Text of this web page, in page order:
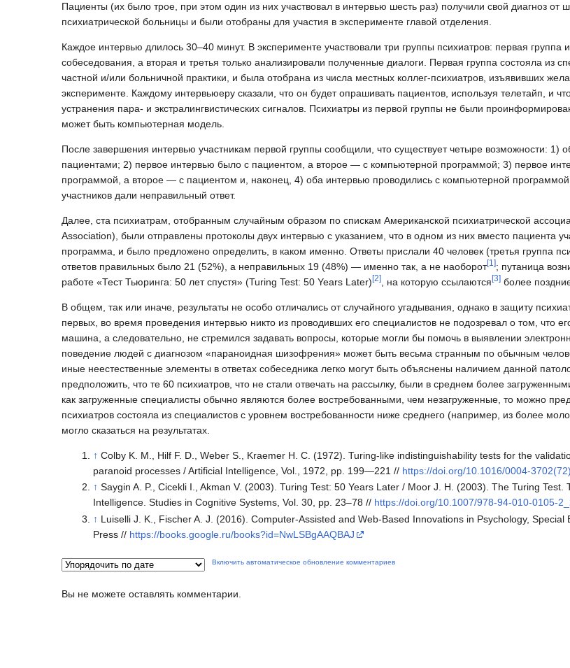
Пациенты (их было трое, при этом один из них участвовал в интервью шесть раз) получили свой диагноз от
психиатрической больницы и были отобраны для участия в эксперименте главой отделения.
Каждое интервью длилось 30–40 минут. В эксперименте участвовали три группы психиатров: первая группа
собеседования, а вторая и третья только анализировали полученные диалоги. Первая группа состояла из
частной и/или больничной практики, и была отобрана из числа местных коллег-психиатров, изъявивших
эксперименте. Каждому интервьюеру сказали, что он будет опрашивать пациентов, используя телетайп, и
устранения пара- и экстралингвистических сигналов. Психиатры из первой группы не были
может быть компьютерная модель.
После завершения интервью участникам первой группы сообщили, что существует четыре возможности: 1)
пациентами; 2) первое интервью было с пациентом, а второе — с компьютерной программой; 3) первое
программой, а второе — с пациентом и, наконец, 4) оба интервью проводились с компьютерной
участников дали неправильный ответ.
Далее, ста психиатрам, отобранным случайным образом по спискам Американской психиатрической
Association), были отправлены протоколы двух интервью с указанием, что в одном из них вместо пациента
программа, и было предложено определить, в каком именно. Ответы прислали 40 человек (третья группа
ответов правильных было 21 (52%), а неправильных 19 (48%) — именно так, а не наоборот[1 ]; путаница
работе «Тест Тьюринга: 50 лет спустя» (Turing Test: 50 Years Later) [2] , на которую ссылаются [3] более
В общем, так или иначе, результаты не особо отличались от случайного угадывания, однако в защиту
первых, во время проведения интервью никто из проводивших его специалистов не подозревал о том, что
машина, а следовательно, не стремился задавать вопросы, которые могли бы помочь в выявлении
поведение людей с диагнозом «параноидная шизофрения» может быть весьма странным по обычным
иные неестественные элементы в ответах собеседника легко могут быть объяснены наличием данной
предположить, что те 60 психиатров, что не стали отвечать на рассылку, были в среднем более
как загруженные специалисты обычно являются более востребованными, чем незагруженные, то можно
психиатров состояла из специалистов с уровнем востребованности ниже среднего (например, из более
могло сказаться на результатах.
↑ Colby K. M., Hilf F. D., Weber S., Kraemer H. C. (1972). Turing-like indistinguishability tests for the
paranoid processes / Artificial Intelligence, Vol., 1972, pp. 199—221 // https://doi.org/10.1016/0004-
↑ Saygin A. P., Cicekli I., Akman V. (2003). Turing Test: 50 Years Later / Moor J. H. (2003). The Turing Test.
Intelligence. Studies in Cognitive Systems, Vol. 30, pp. 23–78 // https://doi.org/10.1007/978-94-010-0105-
↑ Luiselli J. K., Fischer A. J. (2016). Computer-Assisted and Web-Based Innovations in Psychology, Special
Press // https://books.google.ru/books?id=NwLSBgAAQBAJ
Включить автоматическое обновление комментариев
Вы не можете оставлять комментарии.